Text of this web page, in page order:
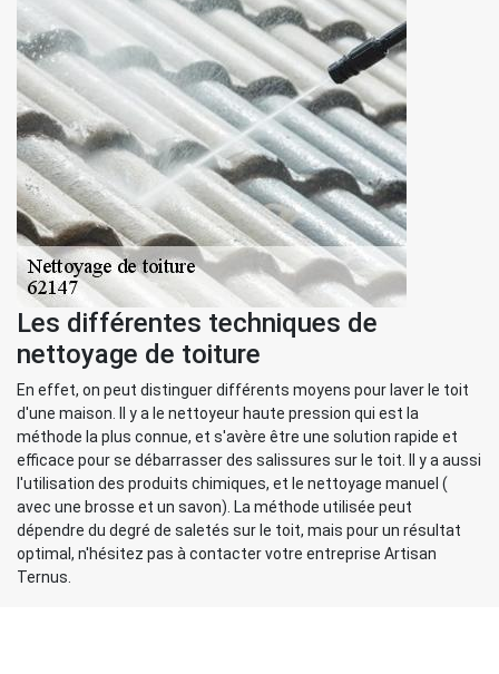
Les différentes techniques de
nettoyage de toiture
En effet, on peut distinguer différents moyens pour laver le toit
d'une maison. Il y a le nettoyeur haute pression qui est la
méthode la plus connue, et s'avère être une solution rapide et
efficace pour se débarrasser des salissures sur le toit. Il y a aussi
l'utilisation des produits chimiques, et le nettoyage manuel (
avec une brosse et un savon). La méthode utilisée peut
dépendre du degré de saletés sur le toit, mais pour un résultat
optimal, n'hésitez pas à contacter votre entreprise Artisan
Ternus.